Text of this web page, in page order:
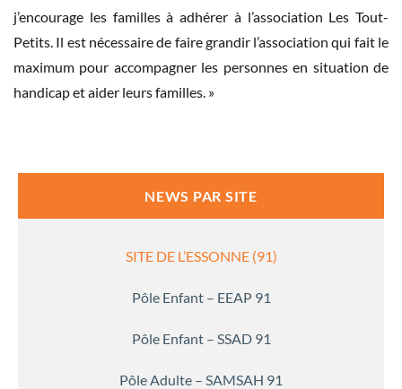
j’encourage les familles à adhérer à l’association Les Tout-
Petits. Il est nécessaire de faire grandir l’association qui fait le
maximum pour accompagner les personnes en situation de
handicap et aider leurs familles. »
NEWS PAR SITE
SITE DE L’ESSONNE (91)
Pôle Enfant – EEAP 91
Pôle Enfant – SSAD 91
Pôle Adulte – SAMSAH 91